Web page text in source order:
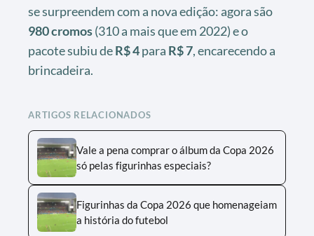
se surpreendem com a nova edição: agora são
980 cromos(310 a mais que em 2022) e o
pacote subiu deR$ 4para R$ 7, encarecendo a
brincadeira.
ARTIGOS RELACIONADOS
Vale a pena comprar o álbum da Copa 2026
só pelas figurinhas especiais?
Figurinhas da Copa 2026 que homenageiam
a história do futebol